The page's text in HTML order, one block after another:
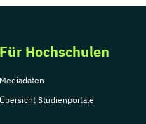
Für Hochschulen
Mediadaten
Übersicht Studienportale